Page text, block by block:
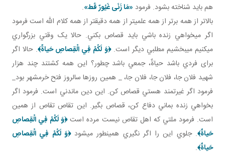
هم بايد شناخته بشود. فرمود «مَا زَنَى غَيُورٌ قَط»
.
بالاتر از همه برتر از همه علمي تر از همه دقيق تر از همه کلام الله است فرمود
اگر مي خواهي زنده باشي بايد قصاص بکني. حالا يک وقتي بزرگواري
مي کنيم مي بخشيم مطلبي ديگر است.﴿وَ لَكُمْ فِي الْقِصاصِ حَياةٌ﴾. حالا اگر
برای فردي باشد حياةٌ، جمعي باشد چطور؟ اين همه کشتند چند هزار
شهيد فلان جا، فلان جا، فلان جا، _ همين روزها سالروز فتح خرمشهر بود_
فرمود اگر غيرتمند هستي قصاص کن. اين دين ماندني است. فرمود اگر
بخواهي زنده بماني دفاع کن، قصاص بگير. اين تقاص تقاص از همين
است. فرمود ملتي که اهل تقاص نيست مرده است﴿وَ لَكُمْ فِي الْقِصاصِ
حَياةٌ﴾. جلوي اين را اگر نگيري همين طور مي شود﴿وَ لَكُمْ فِي الْقِصاصِ
حَياةٌ﴾.